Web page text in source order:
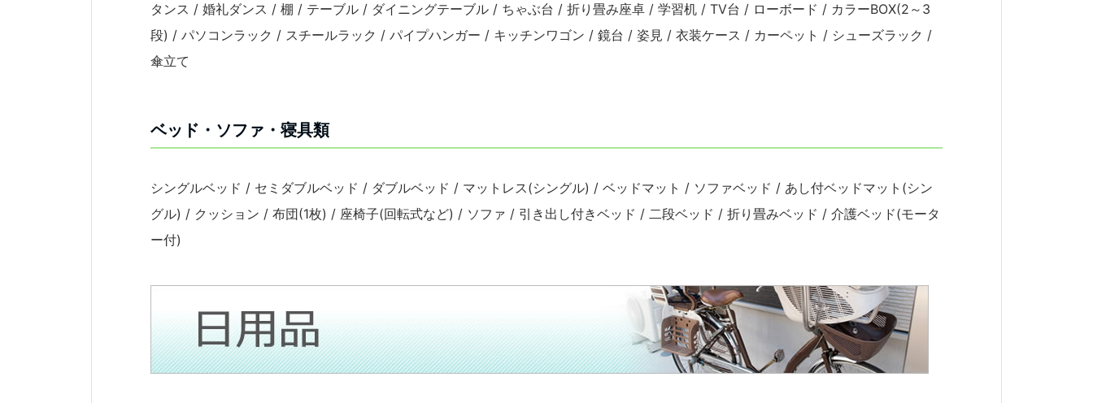
タンス / 婚礼ダンス / 棚 / テーブル / ダイニングテーブル / ちゃぶ台 / 折り畳み座卓 / 学習机 / TV台 / ローボード / カラーBOX(2～3
段) / パソコンラック / スチールラック / パイプハンガー / キッチンワゴン / 鏡台 / 姿見 / 衣装ケース / カーペット / シューズラック /
傘立て
ベッド・ソファ・寝具類
シングルベッド / セミダブルベッド / ダブルベッド / マットレス(シングル) / ベッドマット / ソファベッド / あし付ベッドマット(シン
グル) / クッション / 布団(1枚) / 座椅子(回転式など) / ソファ / 引き出し付きベッド / 二段ベッド / 折り畳みベッド / 介護ベッド(モータ
ー付)